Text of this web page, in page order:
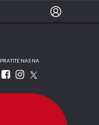
PRATITE NAS NA